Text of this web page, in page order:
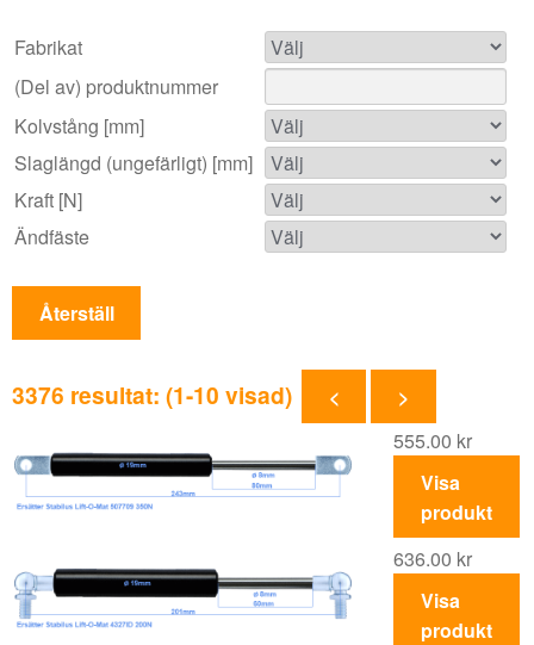
Fabrikat
(Del av) produktnummer
Kolvstång [mm]
Slaglängd (ungefärligt) [mm]
Kraft [N]
Ändfäste
Återställ
3376 resultat: (1-10 visad) <
>
555.00 kr
Visa
produkt
636.00 kr
Visa
produkt